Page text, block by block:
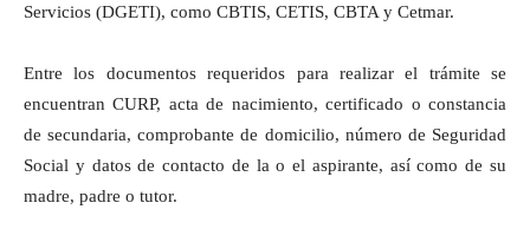
Servicios (DGETI), como CBTIS, CETIS, CBTA y Cetmar.
Entre los documentos requeridos para realizar el trámite se
encuentran CURP, acta de nacimiento, certificado o constancia
de secundaria, comprobante de domicilio, número de Seguridad
Social y datos de contacto de la o el aspirante, así como de su
madre, padre o tutor.